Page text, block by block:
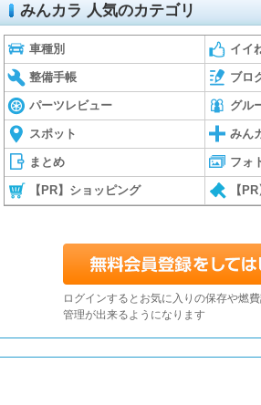
みんカラ 人気のカテゴリ
車種別 イイ
整備手帳 ブロ
パーツレビュー グル
スポット みん
まとめ フォ
【PR】ショッピング 【
ログインするとお気に入りの保存や燃
管理が出来るようになります